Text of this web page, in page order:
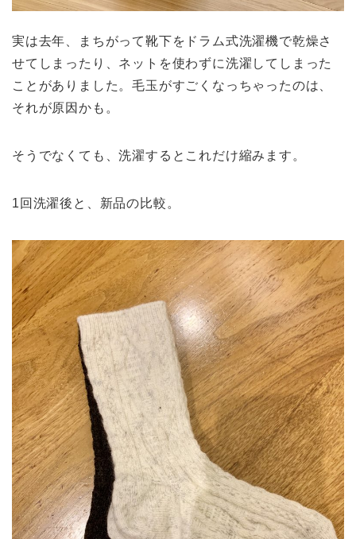
実は去年、まちがって靴下をドラム式洗濯機で乾燥さ
せてしまったり、ネットを使わずに洗濯してしまった
ことがありました。毛玉がすごくなっちゃったのは、
それが原因かも。
そうでなくても、洗濯するとこれだけ縮みます。
1回洗濯後と、新品の比較。